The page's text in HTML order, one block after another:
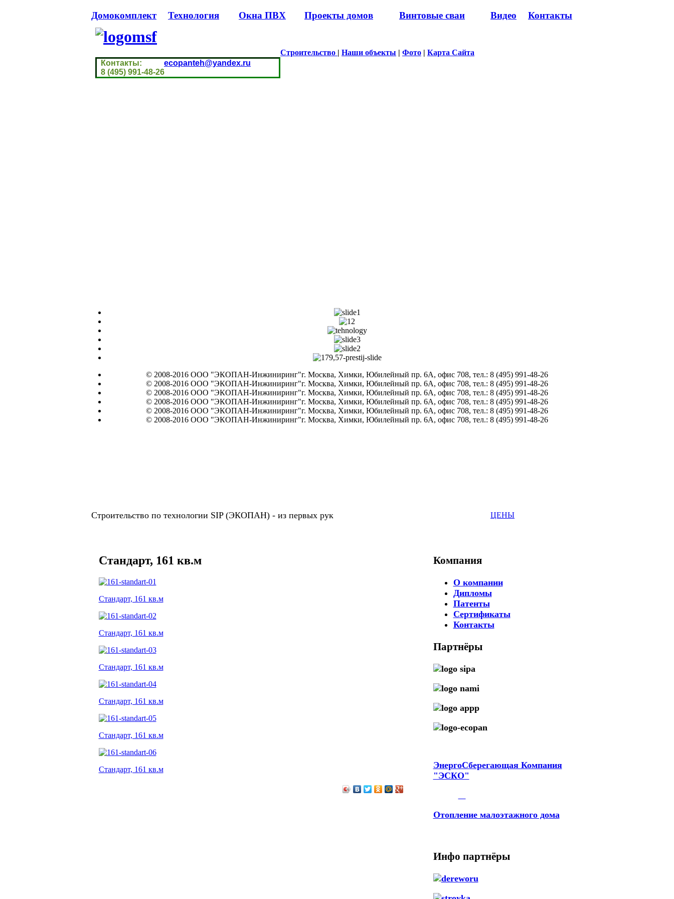
Домокомплект Технология Окна ПВХ Проекты домов Винтовые сваи Видео Контакты
Контакты: ecopanteh@yandex.ru
8 (495) 991-48-26
Строительство | Наши объекты | Фото | Карта Сайта
© 2008-2016 ООО "ЭКОПАН-Инжиниринг"г. Москва, Химки, Юбилейный пр. 6A, офис 708, тел.: 8 (495) 991-48-26
© 2008-2016 ООО "ЭКОПАН-Инжиниринг"г. Москва, Химки, Юбилейный пр. 6A, офис 708, тел.: 8 (495) 991-48-26
© 2008-2016 ООО "ЭКОПАН-Инжиниринг"г. Москва, Химки, Юбилейный пр. 6A, офис 708, тел.: 8 (495) 991-48-26
© 2008-2016 ООО "ЭКОПАН-Инжиниринг"г. Москва, Химки, Юбилейный пр. 6A, офис 708, тел.: 8 (495) 991-48-26
© 2008-2016 ООО "ЭКОПАН-Инжиниринг"г. Москва, Химки, Юбилейный пр. 6A, офис 708, тел.: 8 (495) 991-48-26
© 2008-2016 ООО "ЭКОПАН-Инжиниринг"г. Москва, Химки, Юбилейный пр. 6A, офис 708, тел.: 8 (495) 991-48-26
Строительство по технологии SIP (ЭКОПАН) - из первых рук ЦЕНЫ
Стандарт, 161 кв.м
Стандарт, 161 кв.м
Стандарт, 161 кв.м
Стандарт, 161 кв.м
Стандарт, 161 кв.м
Стандарт, 161 кв.м
Стандарт, 161 кв.м
Компания
О компании
Дипломы
Патенты
Сертификаты
Контакты
Партнёры
ЭнергоСберегающая Компания
"ЭСКО"
Отопление малоэтажного дома
Инфо партнёры